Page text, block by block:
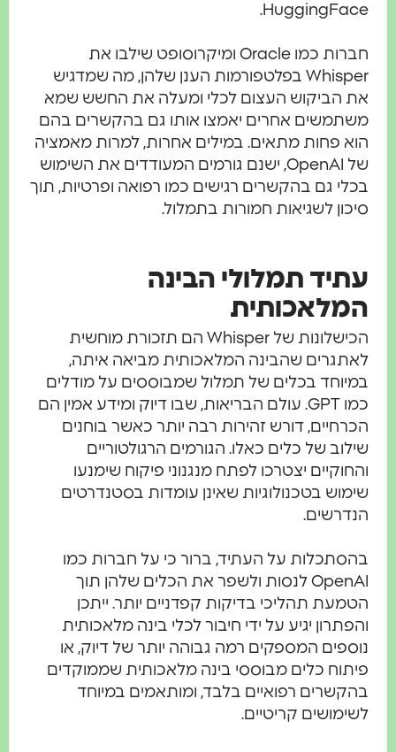
חברות כמו Oracle ומיקרוסופט שילבו את
Whisper בפלטפורמות הענן שלהן, מה שמדגיש
הביקוש העצום לכלי ומעלה את החשש שמא
אחרים יאמצו אותו גם בהקשרים בהם
פחות מתאים. במילים אחרות, למרות מאמציה
של OpenAI, ישנם גורמים המעודדים את השימוש
גם בהקשרים רגישים כמו רפואה ופרטיות, תוך
לשגיאות חמורות בתמלול.
תמלולי הבינה
הכישלונות של Whisper הם תזכורת מוחשית
שהבינה המלאכותית מביאה איתה,
בכלים של תמלול שמבוססים על מודלים
כמו GPT. עולם הבריאות, שבו דיוק ומידע אמין הם
דורש זהירות רבה יותר כאשר בוחנים
של כלים כאלו. הגורמים הרגולטוריים
יצטרכו לפתח מנגנוני פיקוח שימנעו
בטכנולוגיות שאינן עומדות בסטנדרטים
על העתיד, ברור כי על חברות כמו
OpenAI לנסות ולשפר את הכלים שלהן תוך
תהליכי בדיקות קפדניים יותר. ייתכן
יגיע על ידי חיבור לכלי בינה מלאכותית
המספקים רמה גבוהה יותר של דיוק, או
כלים מבוססי בינה מלאכותית שממוקדים
רפואיים בלבד, ומותאמים במיוחד
קריטיים.